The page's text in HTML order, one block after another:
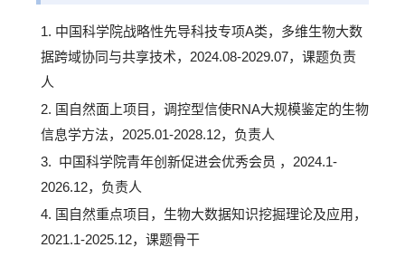
1. 中国科学院战略性先导科技专项A类，多维生物大数
据跨域协同与共享技术，2024.08-2029.07，课题负责
人
2. 国自然面上项目，调控型信使RNA大规模鉴定的生物
信息学方法，2025.01-2028.12，负责人
3. 中国科学院青年创新促进会优秀会员 ，2024.1-
2026.12，负责人
4. 国自然重点项目，生物大数据知识挖掘理论及应用，
2021.1-2025.12，课题骨干